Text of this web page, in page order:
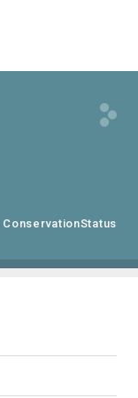
ConservationStatus